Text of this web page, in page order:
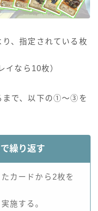
、指定されている枚
イなら10枚）
まで、以下の①〜③を
繰り返す
カードから2枚を
施する。